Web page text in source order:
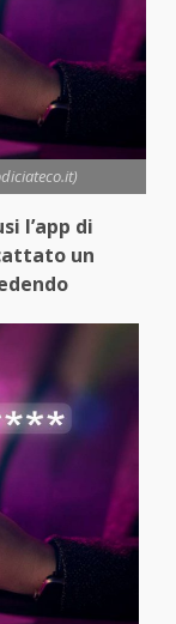
l’app di
un